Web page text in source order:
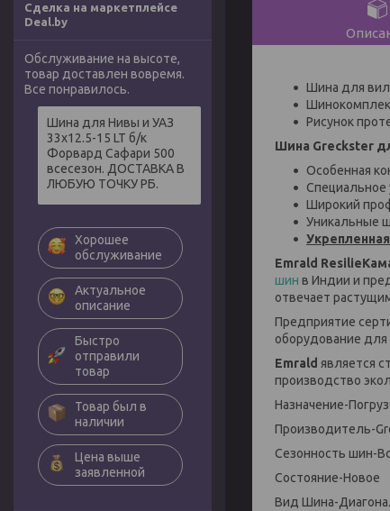
Шина для
Рисунок
Шина Greckster
Особенная
Специальное
Широкий
Уникальные
Emrald
шин в Индии и
отвечает
Предприятие
оборудование для
Emrald является
производство
Назначение-
Производитель-
Сезонность шин-
Состояние-Новое
Вид Шина-
Сделка на маркетплейсе
Deal.by
Обслуживание на высоте,
товар доставлен вовремя.
Все понравилось.
Шина для Нивы и УАЗ
33х12.5-15 LT б/к
Форвард Сафари 500
всесезон. ДОСТАВКА В
ЛЮБУЮ ТОЧКУ РБ.
Хорошее
обслуживание
Актуальное
описание
Быстро
отправили
товар
Товар был в
наличии
Цена выше
заявленной